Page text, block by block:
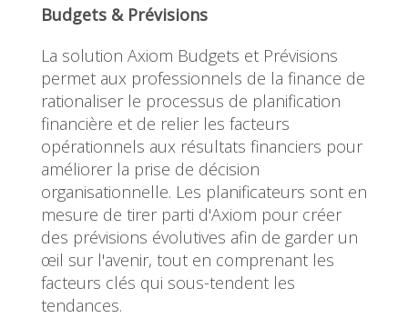
Budgets & Prévisions
La solution Axiom Budgets et Prévisions
permet aux professionnels de la finance de
rationaliser le processus de planification
financière et de relier les facteurs
opérationnels aux résultats financiers pour
améliorer la prise de décision
organisationnelle. Les planificateurs sont en
mesure de tirer parti d'Axiom pour créer
des prévisions évolutives afin de garder un
œil sur l'avenir, tout en comprenant les
facteurs clés qui sous-tendent les
tendances.